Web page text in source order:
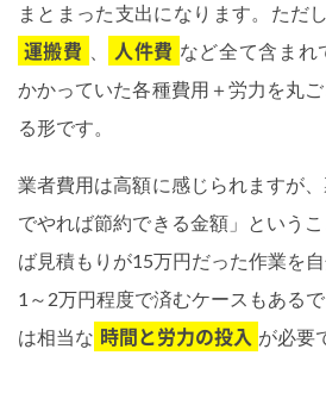
まとまった支出になります。ただ
運搬費
人件費 など全て含まれ
かかっていた各種費用＋労力を丸
る形です。
業者費用は高額に感じられますが
でやれば節約できる金額」という
ば見積もりが15万円だった作業を
1～2万円程度で済むケースもある
は相当な 時間と労力の投入 が必要